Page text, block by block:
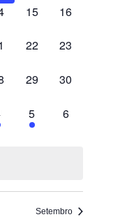
0
15
0
16
0
22
0
23
0
29
0
30
1
evento,
5
0
6
Setembro